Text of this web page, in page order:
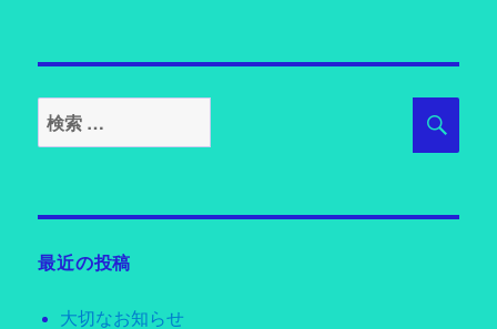
検
最近の投稿
大切なお知らせ